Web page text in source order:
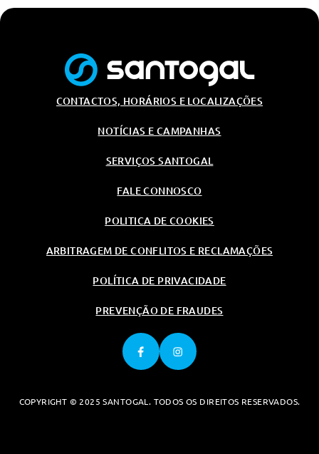
CONTACTOS, HORÁRIOS E LOCALIZAÇÕES
NOTÍCIAS E CAMPANHAS
SERVIÇOS SANTOGAL
FALE CONNOSCO
POLITICA DE COOKIES
ARBITRAGEM DE CONFLITOS E RECLAMAÇÕES
POLÍTICA DE PRIVACIDADE
PREVENÇÃO DE FRAUDES
COPYRIGHT © 2025 SANTOGAL. TODOS OS DIREITOS RESERVADOS.